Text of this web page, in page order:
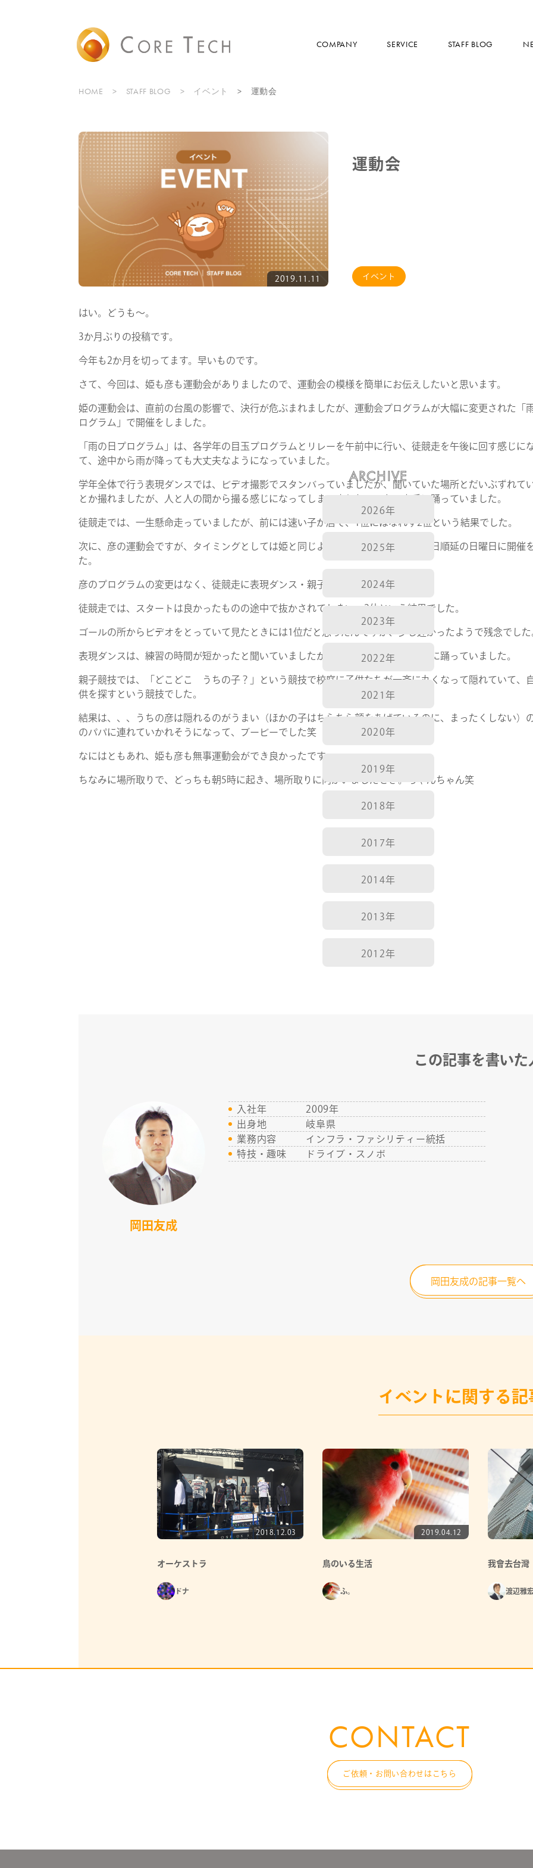
COMPANY SERVICE STAFF BLOG
COMPANY
SERVICE
RECRUIT
HOME STAFF BLOG イベント 運動会
2019.11.11
運動会
イベント
はい。どうも～。
3か月ぶりの投稿です。
今年も2か月を切ってます。早いものです。
さて、今回は、姫も彦も運動会がありましたので、運動会の模様を簡単にお伝えしたいと思います。
姫の運動会は、直前の台風の影響で、決行が危ぶまれましたが、運動会プログラムが大幅に変更された「
ログラム」で開催をしました。
「雨の日プログラム」は、各学年の目玉プログラムとリレーを午前中に行い、徒競走を午後に回す感じに
て、途中から雨が降っても大丈夫なようになっていました。
学年全体で行う表現ダンスでは、ビデオ撮影でスタンバっていましたが、聞いていた場所とだいぶずれて
とか撮れましたが、人と人の間から撮る感じになってしまいました。でも、上手に踊っていました。
徒競走では、一生懸命走っていましたが、前には速い子が居て、1位にはなれず2位という結果でした。
次に、彦の運動会ですが、タイミングとしては姫と同じように雨天に見舞われ、一日順延の日曜日に開催
た。
彦のプログラムの変更はなく、徒競走に表現ダンス・親子競技を行いました。
徒競走では、スタートは良かったものの途中で抜かされてしまい、2位という結果でした。
ゴールの所からビデオをとっていて見たときには1位だと思ったんですが、少し遅かったようで残念でした
表現ダンスは、練習の時間が短かったと聞いていましたが、振り付けを覚えて上手に踊っていました。
親子競技では、「どこどこ うちの子？」という競技で校庭に子供たちが一斉に丸くなって隠れていて、
供を探すという競技でした。
結果は、、、うちの彦は隠れるのがうまい（ほかの子はちらちら顔をあげているのに、まったくしない）
のパパに連れていかれそうになって、ブービーでした笑
なにはともあれ、姫も彦も無事運動会ができ良かったです。
ちなみに場所取りで、どっちも朝5時に起き、場所取りに向かいましたとさ。ちゃんちゃん笑
ARCHIVE
2026年
2025年
2024年
2023年
2022年
2021年
2020年
2019年
2018年
2017年
2014年
2013年
2012年
この記事を書いた
岡田友成
入社年
2009年
出身地
岐阜県
業務内容
インフラ・ファシリティー統括
特技・趣味
ドライブ・スノボ
岡田友成の記事一覧へ
イベントに関する記
2018.12.03
オーケストラ
ドナ
2019.04.12
鳥のいる生活
ふ。
我會去台灣
渡辺雅
CONTACT
ご依頼・お問い合わせはこちら